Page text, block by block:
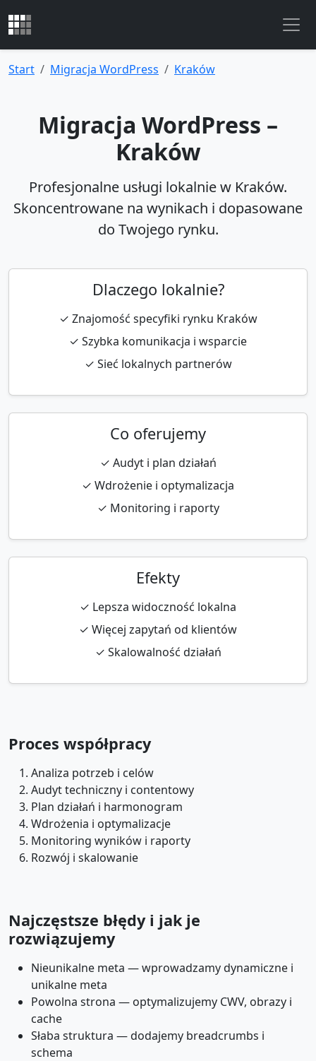
Start Migracja WordPress Kraków
Migracja WordPress –
Kraków
Profesjonalne usługi lokalnie w Kraków.
Skoncentrowane na wynikach i dopasowane
do Twojego rynku.
Dlaczego lokalnie?
✓ Znajomość specyfiki rynku Kraków
✓ Szybka komunikacja i wsparcie
✓ Sieć lokalnych partnerów
Co oferujemy
✓ Audyt i plan działań
✓ Wdrożenie i optymalizacja
✓ Monitoring i raporty
Efekty
✓ Lepsza widoczność lokalna
✓ Więcej zapytań od klientów
✓ Skalowalność działań
Proces współpracy
Analiza potrzeb i celów
Audyt techniczny i contentowy
Plan działań i harmonogram
Wdrożenia i optymalizacje
Monitoring wyników i raporty
Rozwój i skalowanie
Najczęstsze błędy i jak je
rozwiązujemy
Nieunikalne meta — wprowadzamy dynamiczne i
unikalne meta
Powolna strona — optymalizujemy CWV, obrazy i
cache
Słaba struktura — dodajemy breadcrumbs i
schema